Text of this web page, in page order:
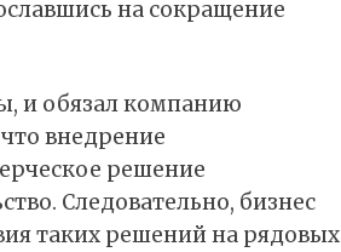
на сокращение
и обязал компанию
внедрение
решение
Следовательно, бизнес
таких решений на рядовых